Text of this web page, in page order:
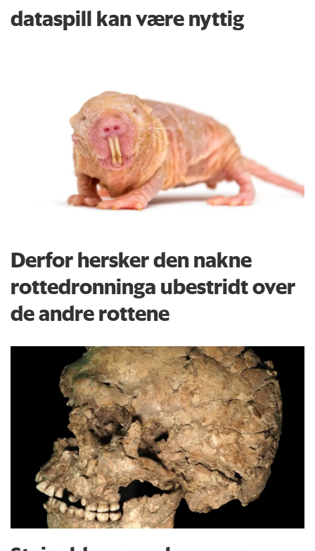
dataspill kan være nyttig
Derfor hersker den nakne
rottedronninga ubestridt over
de andre rottene